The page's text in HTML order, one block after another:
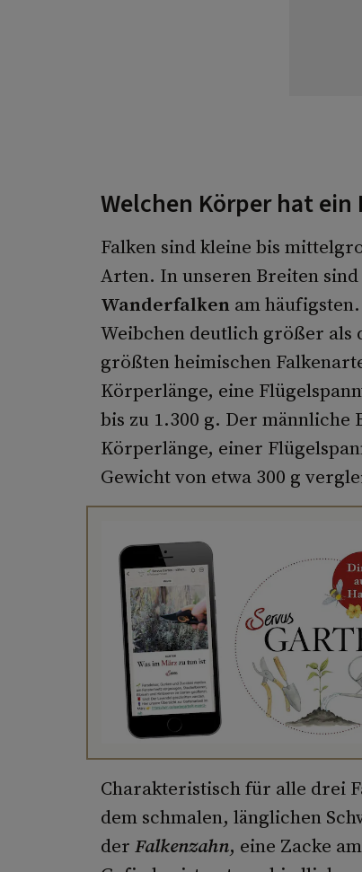
Welchen Körper hat ein
Falken sind kleine bis
Arten. In unseren Breiten
Wanderfalken am
Weibchen deutlich größer als
größten heimischen
Körperlänge, eine
bis zu 1.300 g. Der
Körperlänge, einer
Gewicht von etwa 300 g
Charakteristisch für alle drei
dem schmalen, länglichen
der Falkenzahn, eine Zacke